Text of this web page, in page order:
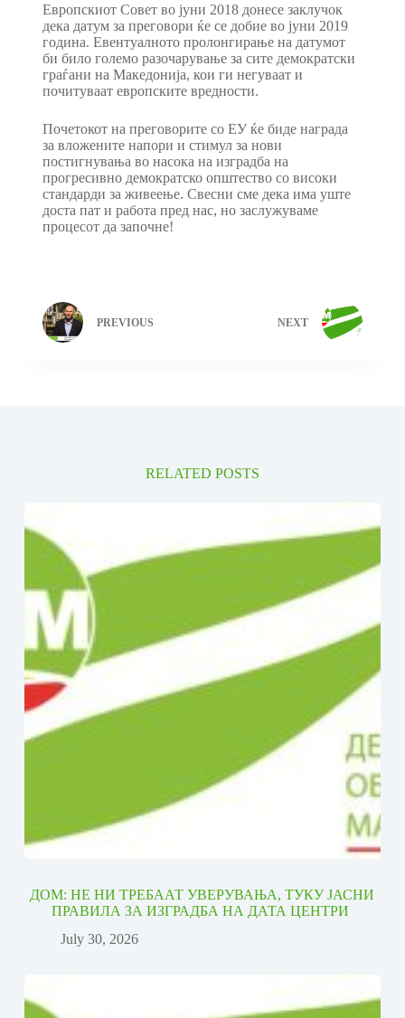
Европскиот Совет во јуни 2018 донесе заклучок
дека датум за преговори ќе се добие во јуни 2019
година. Евентуалното пролонгирање на датумот
би било големо разочарување за сите демократски
граѓани на Македонија, кои ги негуваат и
почитуваат европските вредности.
Почетокот на преговорите со ЕУ ќе биде награда
за вложените напори и стимул за нови
постигнувања во насока на изградба на
прогресивно демократско општество со високи
стандарди за живеење. Свесни сме дека има уште
доста пат и работа пред нас, но заслужуваме
процесот да започне!
PREVIOUS NEXT
RELATED POSTS
ДОМ: НЕ НИ ТРЕБААТ УВЕРУВАЊА, ТУКУ ЈАСНИ
ПРАВИЛА ЗА ИЗГРАДБА НА ДАТА ЦЕНТРИ
July 30, 2026